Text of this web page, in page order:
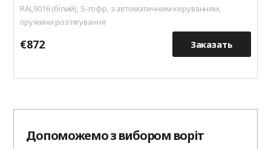
RAL9016 (білий), S-гофр, з автоматичним керуванням,
пружини розтягування
€872 Заказать
Допоможемо з вибором воріт